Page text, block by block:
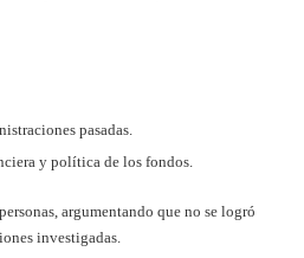
pasadas.
y política de los fondos.
argumentando que no se logró
investigadas.